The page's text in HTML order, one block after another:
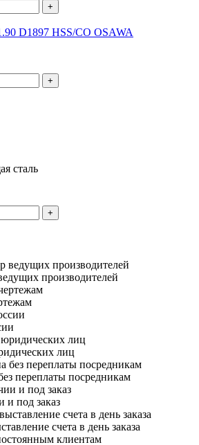
+
D1897 HSS/CO OSAWA
+
+
производителей
лиц
переплаты посредникам
и под заказ
счета в день заказа